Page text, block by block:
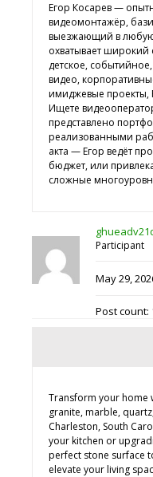
Егор Косарев —
видеомонтажёр,
выезжающий в любую
охватывает широкий
детское,
видео,
имиджевые проекты,
Ищете
представлено
реализованными
акта — Егор ведёт
бюджет, или
сложные
Participant
May 29,
Post count:
Transform your home
granite, marble,
Charleston, South
your kitchen or
perfect stone surface
elevate your living